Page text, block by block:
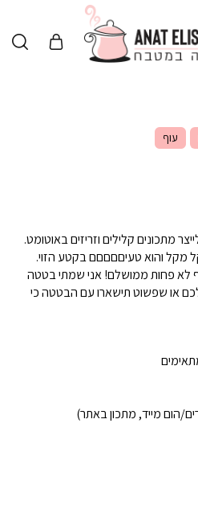
עוף
מתכונים קלילים וזריזים באוטומט.
מקל והוא טעיםםםםם בקטע הזוי.
לא פחות ממושלם! אני שמתי בטטה
או שפשוט תישארו עם הבטטה כי
הום מייד, מתכון באתר)